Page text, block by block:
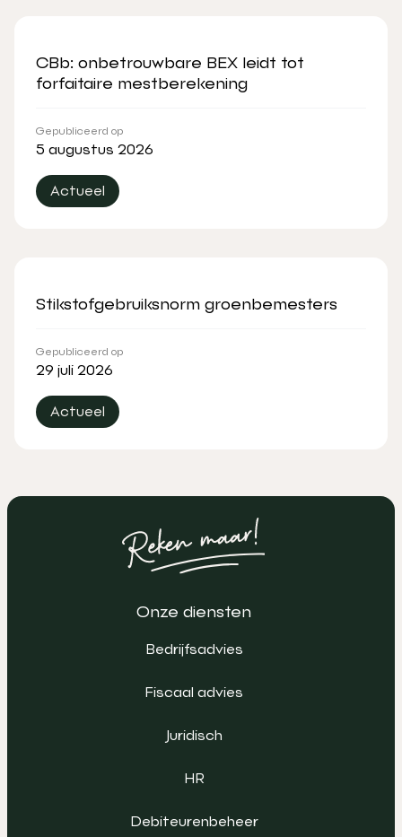
CBb: onbetrouwbare BEX leidt tot
forfaitaire mestberekening
Gepubliceerd op
5 augustus 2026
Actueel
Stikstofgebruiksnorm groenbemesters
Gepubliceerd op
29 juli 2026
Actueel
Onze diensten
Bedrijfsadvies
Fiscaal advies
Juridisch
HR
Debiteurenbeheer